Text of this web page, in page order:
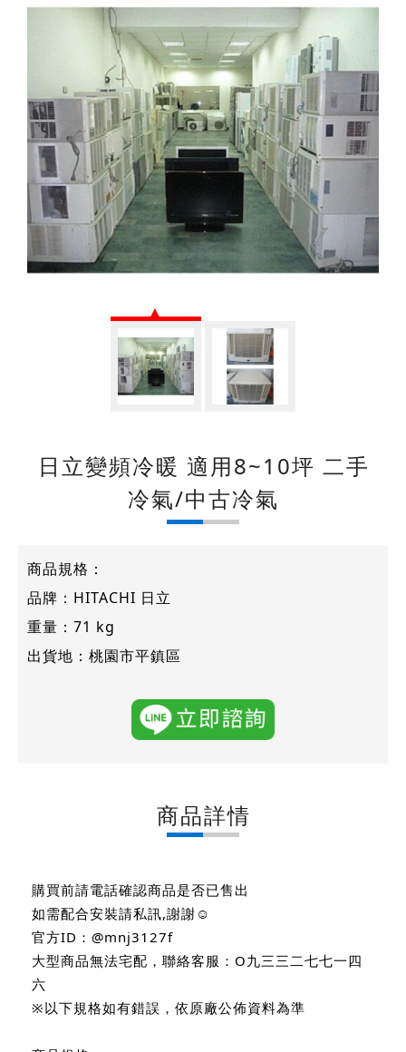
日立變頻冷暖 適用8~10坪 二手
冷氣/中古冷氣
商品規格：
品牌：HITACHI 日立
重量：71 kg
出貨地：桃園市平鎮區
商品詳情
購買前請電話確認商品是否已售出
如需配合安裝請私訊,謝謝☺
官方ID：@mnj3127f
大型商品無法宅配，聯絡客服：O九三三二七七一四
六
※以下規格如有錯誤，依原廠公佈資料為準